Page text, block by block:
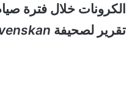
الكرونات خلال فترة
تقرير لصحيفة